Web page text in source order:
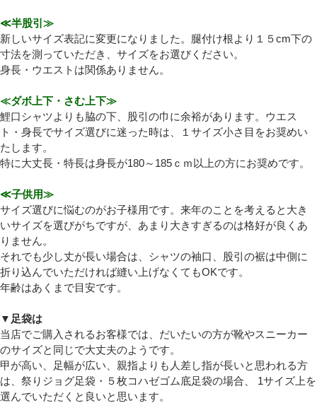
≪半股引≫
新しいサイズ表記に変更になりました。腿付け根より１５cm下の
寸法を測っていただき、サイズをお選びください。
身長・ウエストは関係ありません。
≪ダボ上下・さむ上下≫
鯉口シャツよりも脇の下、股引の巾に余裕があります。ウエス
ト・身長でサイズ選びに迷った時は、１サイズ小さ目をお奨めい
たします。
特に大丈長・特長は身長が180～185ｃｍ以上の方にお奨めです。
≪子供用≫
サイズ選びに悩むのがお子様用です。来年のことを考えると大き
いサイズを選びがちですが、あまり大きすぎるのは格好が良くあ
りません。
それでも少し丈が長い場合は、シャツの袖口、股引の裾は中側に
折り込んでいただければ縫い上げなくてもOKです。
年齢はあくまで目安です。
▼足袋は
当店でご購入されるお客様では、だいたいの方が靴やスニーカー
のサイズと同じで大丈夫のようです。
甲が高い、足幅が広い、親指よりも人差し指が長いと思われる方
は、祭りジョグ足袋・５枚コハゼゴム底足袋の場合、 1サイズ上を
選んでいただくと良いと思います。